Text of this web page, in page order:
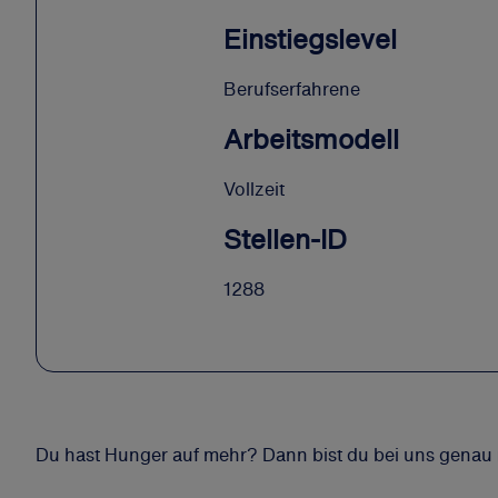
Einstiegslevel
Berufserfahrene
Arbeitsmodell
Vollzeit
Stellen-ID
1288
Du hast Hunger auf mehr? Dann bist du bei uns